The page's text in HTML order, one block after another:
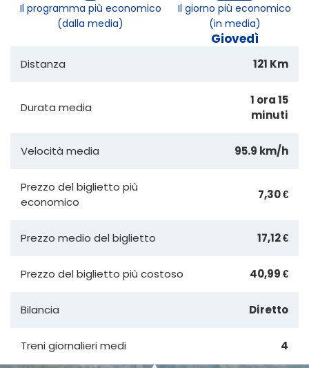
Il programma più economico
(dalla media)
Il giorno più economico
(in media)
Giovedì
Distanza 121 Km
Durata media
1 ora 15
minuti
Velocità media 95.9 km/h
Prezzo del biglietto più
economico
7,30 €
Prezzo medio del biglietto 17,12 €
Prezzo del biglietto più costoso 40,99 €
Bilancia Diretto
Treni giornalieri medi 4